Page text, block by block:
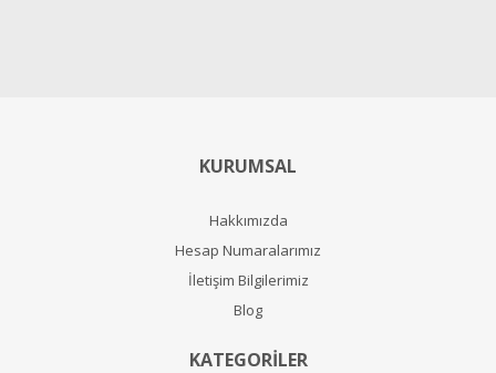
KURUMSAL
Hakkımızda
Hesap Numaralarımız
İletişim Bilgilerimiz
Blog
KATEGORİLER